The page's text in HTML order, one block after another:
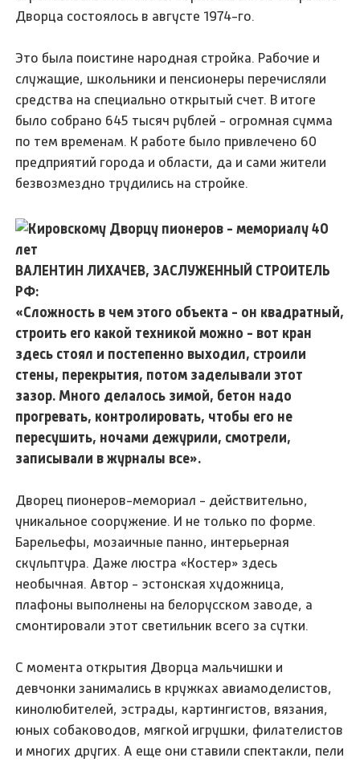
Дворца состоялось в августе 1974-го.
Это была поистине народная стройка. Рабочие и
служащие, школьники и пенсионеры перечисляли
средства на специально открытый счет. В итоге
было собрано 645 тысяч рублей - огромная сумма
по тем временам. К работе было привлечено 60
предприятий города и области, да и сами жители
безвозмездно трудились на стройке.
ВАЛЕНТИН ЛИХАЧЕВ, ЗАСЛУЖЕННЫЙ СТРОИТЕЛЬ
РФ:
«Сложность в чем этого объекта - он квадратный,
строить его какой техникой можно - вот кран
здесь стоял и постепенно выходил, строили
стены, перекрытия, потом заделывали этот
зазор. Много делалось зимой, бетон надо
прогревать, контролировать, чтобы его не
пересушить, ночами дежурили, смотрели,
записывали в журналы все».
Дворец пионеров-мемориал - действительно,
уникальное сооружение. И не только по форме.
Барельефы, мозаичные панно, интерьерная
скульптура. Даже люстра «Костер» здесь
необычная. Автор - эстонская художница,
плафоны выполнены на белорусском заводе, а
смонтировали этот светильник всего за сутки.
С момента открытия Дворца мальчишки и
девчонки занимались в кружках авиамоделистов,
кинолюбителей, эстрады, картингистов, вязания,
юных собаководов, мягкой игрушки, филателистов
и многих других. А еще они ставили спектакли, пели